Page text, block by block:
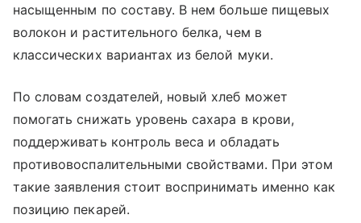
насыщенным по составу. В нем больше пищевых
волокон и растительного белка, чем в
классических вариантах из белой муки.
По словам создателей, новый хлеб может
помогать снижать уровень сахара в крови,
поддерживать контроль веса и обладать
противовоспалительными свойствами. При этом
такие заявления стоит воспринимать именно как
позицию пекарей.